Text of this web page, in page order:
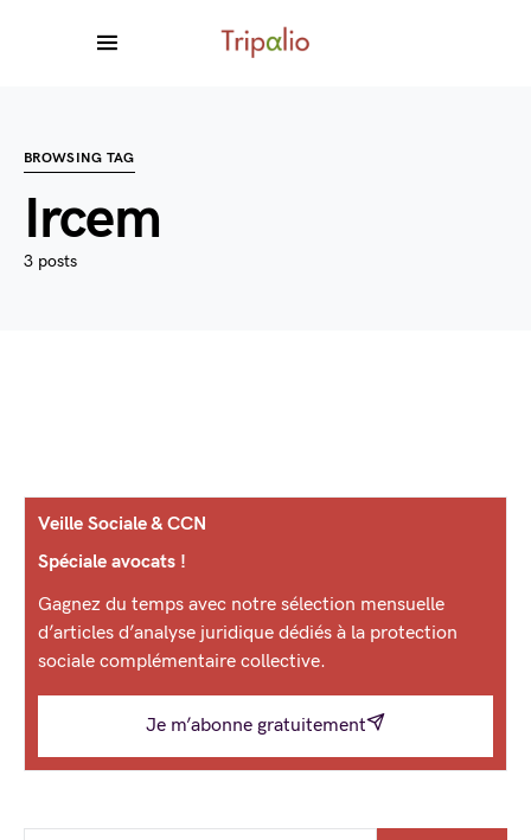
BROWSING TAG
Ircem
3 posts
Veille Sociale & CCN
Spéciale avocats !
Gagnez du temps avec notre sélection mensuelle
d’articles d’analyse juridique dédiés à la protection
sociale complémentaire collective.
Je m’abonne gratuitement